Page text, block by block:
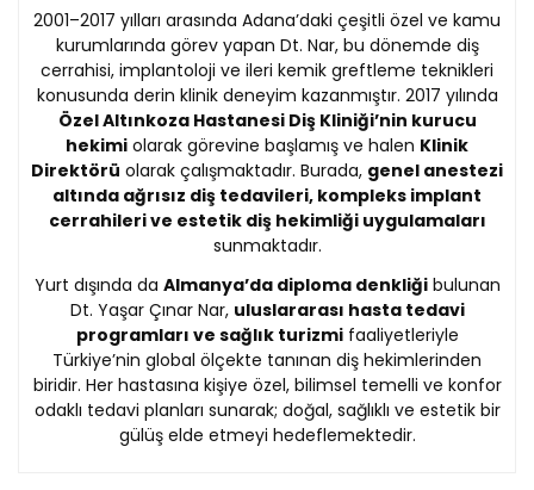
2001–2017 yılları arasında Adana’daki çeşitli özel ve kamu
kurumlarında görev yapan Dt. Nar, bu dönemde diş
cerrahisi, implantoloji ve ileri kemik greftleme teknikleri
konusunda derin klinik deneyim kazanmıştır. 2017 yılında
Özel Altınkoza Hastanesi Diş Kliniği’nin kurucu
hekimi olarak görevine başlamış ve halen Klinik
Direktörü olarak çalışmaktadır. Burada, genel anestezi
altında ağrısız diş tedavileri, kompleks implant
cerrahileri ve estetik diş hekimliği uygulamaları
sunmaktadır.
Yurt dışında da Almanya’da diploma denkliğibulunan
Dt. Yaşar Çınar Nar, uluslararası hasta tedavi
programları ve sağlık turizmifaaliyetleriyle
Türkiye’nin global ölçekte tanınan diş hekimlerinden
biridir. Her hastasına kişiye özel, bilimsel temelli ve konfor
odaklı tedavi planları sunarak; doğal, sağlıklı ve estetik bir
gülüş elde etmeyi hedeflemektedir.